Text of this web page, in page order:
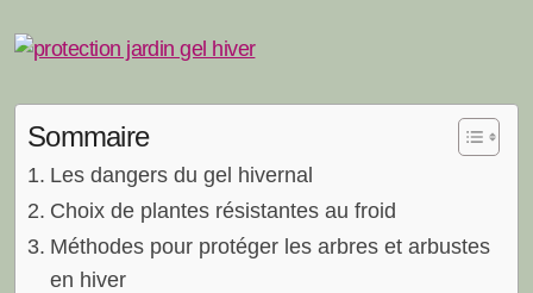
Sommaire
Les dangers du gel hivernal
Choix de plantes résistantes au froid
Méthodes pour protéger les arbres et arbustes
en hiver